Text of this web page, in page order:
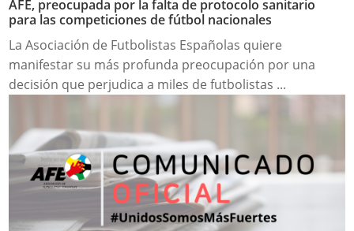
AFE, preocupada por la falta de protocolo sanitario
para las competiciones de fútbol nacionales
La Asociación de Futbolistas Españolas quiere
manifestar su más profunda preocupación por una
decisión que perjudica a miles de futbolistas ...